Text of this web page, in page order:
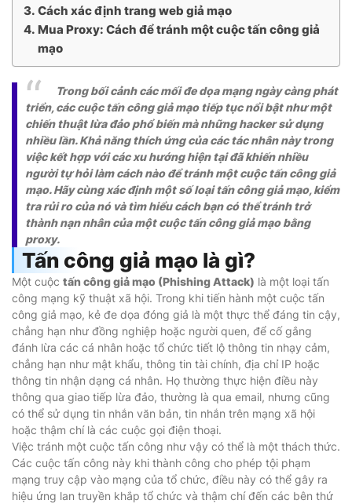
Cách xác định trang web giả mạo
Mua Proxy: Cách để tránh một cuộc tấn công giả
mạo
Trong bối cảnh các mối đe dọa mạng ngày càng phát
triển, các cuộc tấn công giả mạo tiếp tục nổi bật như một
chiến thuật lừa đảo phổ biến mà những hacker sử dụng
nhiều lần. Khả năng thích ứng của các tác nhân này trong
việc kết hợp với các xu hướng hiện tại đã khiến nhiều
người tự hỏi làm cách nào để tránh một cuộc tấn công giả
mạo. Hãy cùng xác định một số loại tấn công giả mạo, kiểm
tra rủi ro của nó và tìm hiểu cách bạn có thể tránh trở
thành nạn nhân của một cuộc tấn công giả mạo bằng
proxy.
Tấn công giả mạo là gì?
Một cuộc tấn công giả mạo (Phishing Attack) là một loại tấn
công mạng kỹ thuật xã hội. Trong khi tiến hành một cuộc tấn
công giả mạo, kẻ đe dọa đóng giả là một thực thể đáng tin cậy,
chẳng hạn như đồng nghiệp hoặc người quen, để cố gắng
đánh lừa các cá nhân hoặc tổ chức tiết lộ thông tin nhạy cảm,
chẳng hạn như mật khẩu, thông tin tài chính, địa chỉ IP hoặc
thông tin nhận dạng cá nhân. Họ thường thực hiện điều này
thông qua giao tiếp lừa đảo, thường là qua email, nhưng cũng
có thể sử dụng tin nhắn văn bản, tin nhắn trên mạng xã hội
hoặc thậm chí là các cuộc gọi điện thoại.
Việc tránh một cuộc tấn công như vậy có thể là một thách thức.
Các cuộc tấn công này khi thành công cho phép tội phạm
mạng truy cập vào mạng của tổ chức, điều này có thể gây ra
hiệu ứng lan truyền khắp tổ chức và thậm chí đến các bên thứ